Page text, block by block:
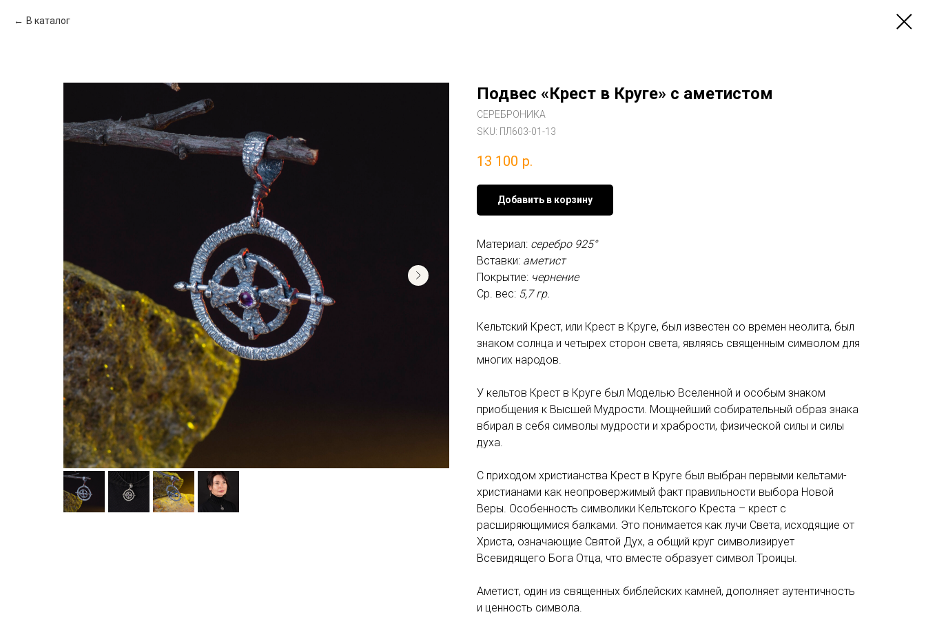
В каталог
Подвес «Крест в Круге» с аметистом
СЕРЕБРОНИКА
SKU: ПЛ603-01-13
13 100 р.
Добавить в корзину
Материал: серебро 925°
Вставки: аметист
Покрытие: чернение
Ср. вес: 5,7 гр.
Кельтский Крест, или Крест в Круге, был известен со времен неолита, был
знаком солнца и четырех сторон света, являясь священным символом для
многих народов.
У кельтов Крест в Круге был Моделью Вселенной и особым знаком
приобщения к Высшей Мудрости. Мощнейший собирательный образ знака
вбирал в себя символы мудрости и храбрости, физической силы и силы
духа.
С приходом христианства Крест в Круге был выбран первыми кельтами-
христианами как неопровержимый факт правильности выбора Новой
Веры. Особенность символики Кельтского Креста – крест с
расширяющимися балками. Это понимается как лучи Света, исходящие от
Христа, означающие Святой Дух, а общий круг символизирует
Всевидящего Бога Отца, что вместе образует символ Троицы.
Аметист, один из священных библейских камней, дополняет аутентичность
и ценность символа.